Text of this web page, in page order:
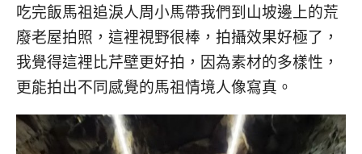
吃完飯馬祖追淚人周小馬帶我們到山坡邊上的荒
廢老屋拍照，這裡視野很棒，拍攝效果好極了，
我覺得這裡比芹壁更好拍，因為素材的多樣性，
更能拍出不同感覺的馬祖情境人像寫真。